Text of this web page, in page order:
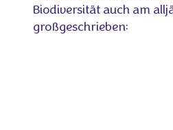
Biodiversität auch am
großgeschrieben: